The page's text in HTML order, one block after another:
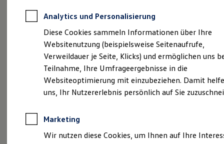
Autokredit mit Schlussrate
Versicherungen und Garantien
Kfz-Versicherung
Restschuldversicherungen
Garantien
Wartungsverträge
Geschäftskunden
Professional Class bei Volkswagen
Großkunden
Behörden
Anpfiff zum Gewinn
Elektroautos
Ihre Autofamilie Vetter, Ihr
Ansprechpartner für
Volkswagen&Volkswagen
Nutzfahrzeuge in der Region
Kronach & Sonneberg
Analytics und Personalisierung
Diese Cookies sammeln Informationen über Ihre
Websitenutzung (beispielsweise Seitenaufrufe,
Verweildauer je Seite, Klicks) und ermöglichen uns
Teilnahme, Ihre Umfrageergebnisse in die
Websiteoptimierung mit einzubeziehen. Damit
uns, Ihr Nutzererlebnis persönlich auf Sie
Marketing
Wir nutzen diese Cookies, um Ihnen auf Ihre